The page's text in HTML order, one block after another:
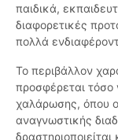
παιδικά,
διαφορετικές
πολλά
Το περιβάλλον
προσφέρεται τόσο
χαλάρωσης, όπου ο
αναγνωστικής